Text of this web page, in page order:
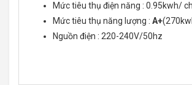
Mức tiêu thụ điện năng : 0.95kwh/
Mức tiêu thụ năng lượng : A+
Nguồn điện : 220-240V/50hz